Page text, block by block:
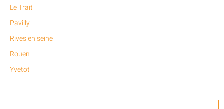
Le Trait
Pavilly
Rives en seine
Rouen
Yvetot